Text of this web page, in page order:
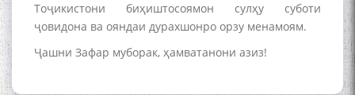
Тоҷикистони биҳиштосоямон сулҳу суботи
ҷовидона ва ояндаи дурахшонро орзу менамоям.
Ҷашни Зафар муборак, ҳамватанони азиз!
ШАРҲИ МУЛОҚОТ БО АҲЛИ